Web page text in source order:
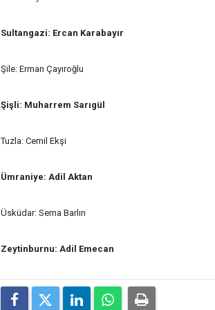
Sultangazi: Ercan Karabayır
Şile: Erman Çayıroğlu
Şişli: Muharrem Sarıgül
Tuzla: Cemil Ekşi
Ümraniye: Adil Aktan
Üsküdar: Sema Barlın
Zeytinburnu: Adil Emecan